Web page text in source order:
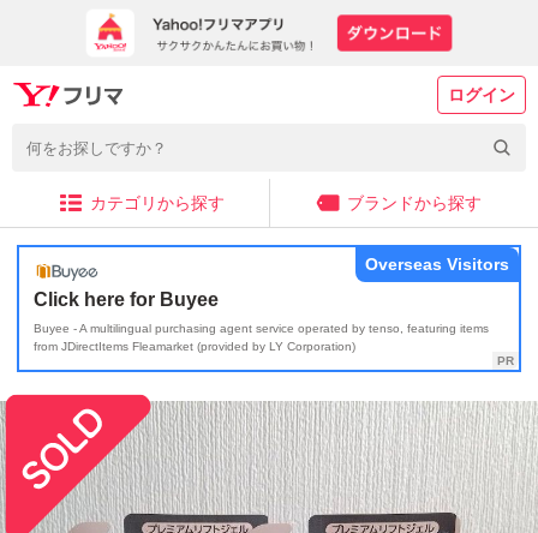
ログイン
カテゴリから探す ブランドから探す
Click here for Buyee
Buyee - A multilingual purchasing agent service operated by tenso, featuring items
from JDirectItems Fleamarket (provided by LY Corporation)
Overseas Visitors